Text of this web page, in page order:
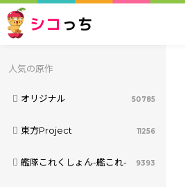
シコ っち
人気の原作
オリジナル 50785
東方Project 11256
艦隊これくしょん-艦これ- 9393